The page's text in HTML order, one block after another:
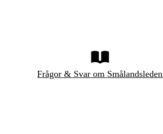
Frågor & Svar om Smålandsleden